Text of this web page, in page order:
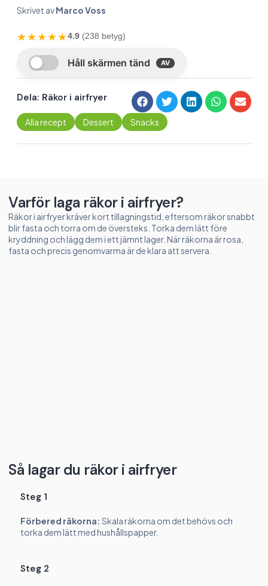
Skrivet avMarco Voss
★★★★★4.9 (238 betyg)
Dela: Räkor i airfryer
Alla recept Dessert Snacks
Varför laga räkor i airfryer?
Räkor i airfryer kräver kort tillagningstid, eftersom räkor snabbt
blir fasta och torra om de översteks. Torka dem lätt före
kryddning och lägg dem i ett jämnt lager. När räkorna är rosa,
fasta och precis genomvarma är de klara att servera.
Så lagar du räkor i airfryer
Steg 1
Förbered räkorna: Skala räkorna om det behövs och
torka dem lätt med hushållspapper.
Steg 2